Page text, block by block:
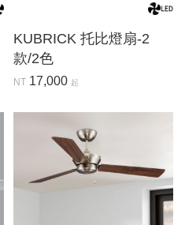
KUBRICK 托比燈扇-2
款/2色
NT 17,000 起